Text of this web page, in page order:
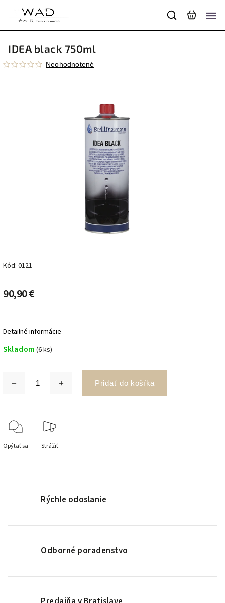
IDEA black 750ml
Neohodnotené
Kód: 0121
90,90 €
Skladom (6 ks)
Pridať do košíka
Detailné informácie
Opýtať sa Strážiť
Rýchle odoslanie
Odborné poradenstvo